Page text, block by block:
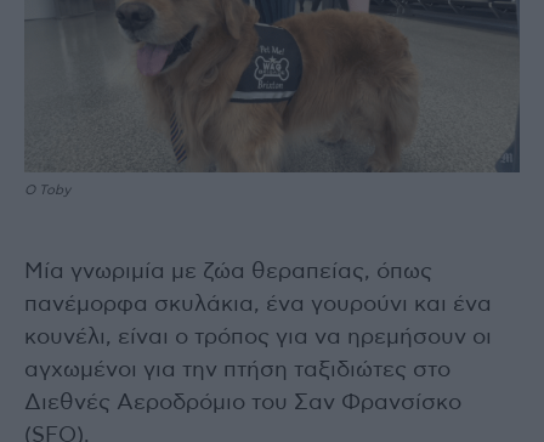
Ο Toby
Μία γνωριμία με ζώα θεραπείας, όπως
πανέμορφα σκυλάκια, ένα γουρούνι και ένα
κουνέλι, είναι ο τρόπος για να ηρεμήσουν οι
αγχωμένοι για την πτήση ταξιδιώτες στο
Διεθνές Αεροδρόμιο του Σαν Φρανσίσκο
(SFO).